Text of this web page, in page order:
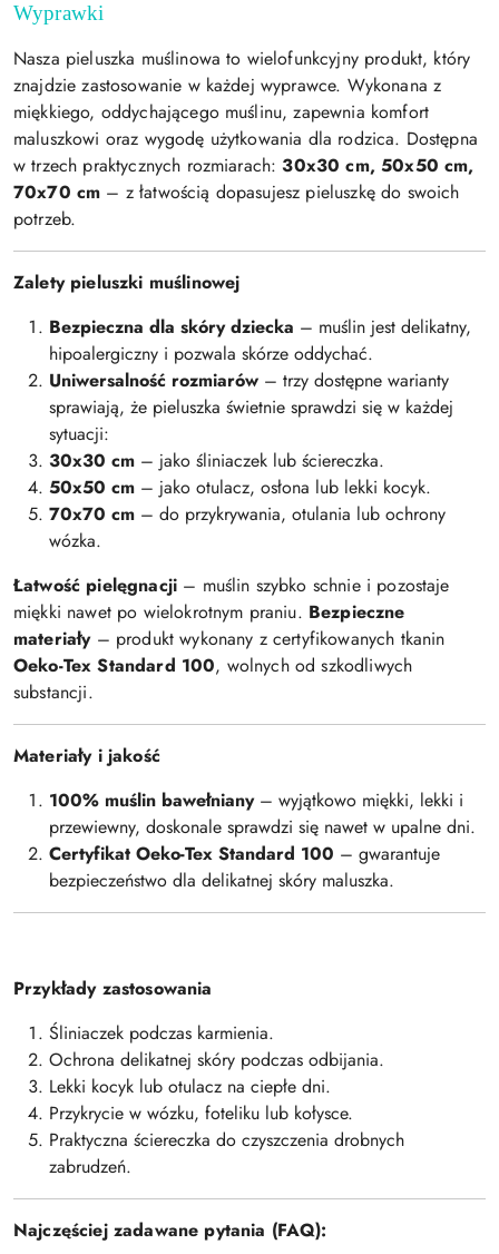
Wyprawki
Nasza pieluszka muślinowa to wielofunkcyjny produkt, który
znajdzie zastosowanie w każdej wyprawce. Wykonana z
miękkiego, oddychającego muślinu, zapewnia komfort
maluszkowi oraz wygodę użytkowania dla rodzica. Dostępna
w trzech praktycznych rozmiarach:30x30 cm, 50x50 cm,
70x70 cm – z łatwością dopasujesz pieluszkę do swoich
potrzeb.
Zalety pieluszki muślinowej
Bezpieczna dla skóry dziecka – muślin jest delikatny,
hipoalergiczny i pozwala skórze oddychać.
Uniwersalność rozmiarów – trzy dostępne warianty
sprawiają, że pieluszka świetnie sprawdzi się w każdej
sytuacji:
30x30 cm – jako śliniaczek lub ściereczka.
50x50 cm – jako otulacz, osłona lub lekki kocyk.
70x70 cm – do przykrywania, otulania lub ochrony
wózka.
Łatwość pielęgnacji – muślin szybko schnie i pozostaje
miękki nawet po wielokrotnym praniu. Bezpieczne
materiały– produkt wykonany z certyfikowanych tkanin
Oeko-Tex Standard 100, wolnych od szkodliwych
substancji.
Materiały i jakość
100% muślin bawełniany– wyjątkowo miękki, lekki i
przewiewny, doskonale sprawdzi się nawet w upalne dni.
Certyfikat Oeko-Tex Standard 100 – gwarantuje
bezpieczeństwo dla delikatnej skóry maluszka.
Przykłady zastosowania
Śliniaczek podczas karmienia.
Ochrona delikatnej skóry podczas odbijania.
Lekki kocyk lub otulacz na ciepłe dni.
Przykrycie w wózku, foteliku lub kołysce.
Praktyczna ściereczka do czyszczenia drobnych
zabrudzeń.
Najczęściej zadawane pytania (FAQ):